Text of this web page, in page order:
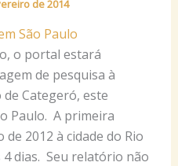
de 2014
o portal estará
de pesquisa à
Categeró, este
Paulo. A primeira
2012 à cidade do Rio
dias. Seu relatório não